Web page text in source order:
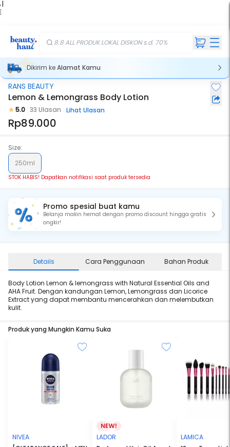
|
8.8 ALL PRODUK LOKAL DISKON s.d. 70%
Dikirim keAlamat Kamu
Stok Habis
RANS BEAUTY
Lemon & Lemongrass Body Lotion
5.0 33 Ulasan Lihat Ulasan
Rp89.000
Size:
250ml
STOK HABIS! Dapatkan notifikasi saat produk tersedia
Promo spesial buat kamu
Belanja makin hemat dengan promo discount hingga gratis
ongkir!
Details Cara Penggunaan Bahan Produk
Body Lotion Lemon & lemongrass with Natural Essential Oils and
AHA Fruit. Dengan kandungan Lemon, Lemongrass dan Licorice
Extract yang dapat membantu mencerahkan dan melembutkan
kulit.
Produk yang Mungkin Kamu Suka
NIVEA
LADOR
LAMICA